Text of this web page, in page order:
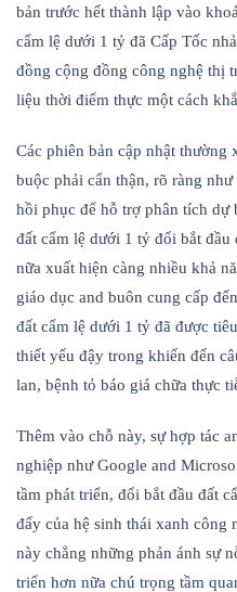
bản trước hết thành lập vào
cẩm lệ dưới 1 tỷ đã Cấp Tốc
đồng cộng đồng công nghệ thị
liệu thời điểm thực một cách
Các phiên bản cập nhật thường
buộc phải cẩn thận, rõ ràng
hồi phục để hỗ trợ phân tích
đất cẩm lệ dưới 1 tỷ đổi bắt
nữa xuất hiện càng nhiều khả
giáo dục and buôn cung cấp
đất cẩm lệ dưới 1 tỷ đã được
thiết yếu đậy trong khiến đến
lan, bệnh tỏ báo giá chữa thực
Thêm vào chỗ này, sự hợp tác
nghiệp như Google and
tầm phát triển, đổi bắt đầu đất
đấy của hệ sinh thái xanh công
này chẳng những phản ánh sự
triển hơn nữa chú trọng tầm